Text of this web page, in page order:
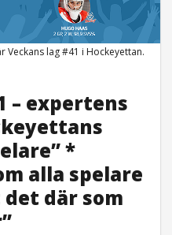
Veckans lag #41 i Hockeyettan.
– expertens
*
alla spelare
där som